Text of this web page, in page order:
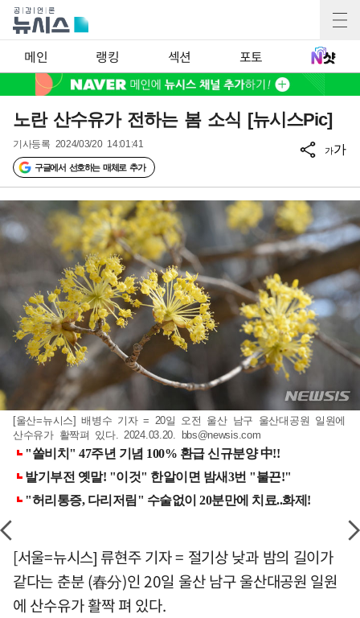
메인 랭킹 섹션 포토
노란 산수유가 전하는 봄 소식 [뉴시스Pic]
기사등록 2024/03/20 14:01:41
구글에서 선호하는 매체로 추가
가가
[울산=뉴시스] 배병수 기자 = 20일 오전 울산 남구 울산대공원 일원에
산수유가 활짝펴 있다. 2024.03.20.
bbs@newsis.com
[서울=뉴시스] 류현주 기자 = 절기상 낮과 밤의 길이가
같다는 춘분 (春分)인 20일 울산 남구 울산대공원 일원
에 산수유가 활짝 펴 있다.